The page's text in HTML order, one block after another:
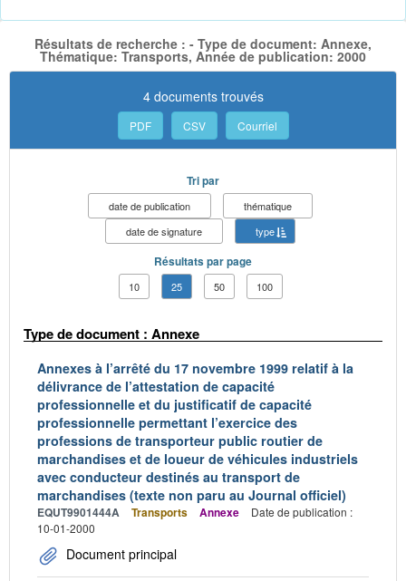
Résultats de recherche : - Type de document: Annexe,
Thématique: Transports, Année de publication: 2000
4 documents trouvés
PDF CSV Courriel
Tri par
date de publication
thématique
date de signature
type
Résultats par page
10 25 50 100
Type de document : Annexe
Annexes à l’arrêté du 17 novembre 1999 relatif à la
délivrance de l’attestation de capacité
professionnelle et du justificatif de capacité
professionnelle permettant l’exercice des
professions de transporteur public routier de
marchandises et de loueur de véhicules industriels
avec conducteur destinés au transport de
marchandises (texte non paru au Journal officiel)
EQUT9901444A Transports Annexe
Date de publication :
10-01-2000
Document principal